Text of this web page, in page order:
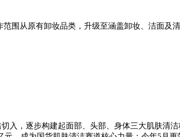
围从原有卸妆品类，升级至涵盖卸妆、洁面
入，逐步构建起面部、头部、身体三大肌肤清